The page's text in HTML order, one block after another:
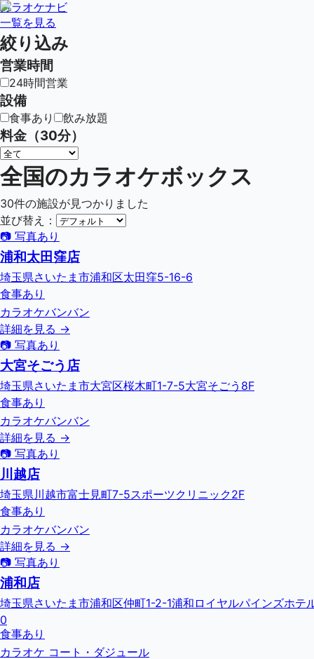
カラオケナビ
一覧を見る
絞り込み
営業時間
24時間営業
設備
食事あり 飲み放題
料金（30分）
全国のカラオケボックス
30件の施設が見つかりました
並び替え：
📷 写真あり
浦和太田窪店
埼玉県さいたま市浦和区太田窪5-16-6
食事あり
カラオケバンバン
詳細を見る →
📷 写真あり
大宮そごう店
埼玉県さいたま市大宮区桜木町1-7-5大宮そごう8F
食事あり
カラオケバンバン
詳細を見る →
📷 写真あり
川越店
埼玉県川越市富士見町7-5スポーツクリニック2F
食事あり
カラオケバンバン
詳細を見る →
📷 写真あり
浦和店
埼玉県さいたま市浦和区仲町1-2-1浦和ロイヤルパインズホテ
0
食事あり
カラオケ コート・ダジュール